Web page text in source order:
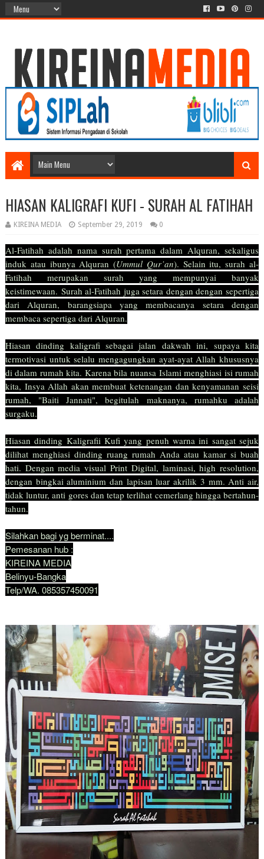
HIASAN KALIGRAFI KUFI - SURAH AL FATIHAH
KIREINA MEDIA September 29, 2019 0
Al-Fatihah adalah nama surah pertama dalam Alquran, sekaligus
induk atau ibunya Alquran (Ummul Qur’an). Selain itu, surah al-
Fatihah merupakan surah yang mempunyai banyak
keistimewaan. Surah al-Fatihah juga setara dengan dengan sepertiga
dari Alquran, barangsiapa yang membacanya setara dengan
membaca sepertiga dari Alquran.
Hiasan dinding kaligrafi sebagai jalan dakwah ini, supaya kita
termotivasi untuk selalu mengagungkan ayat-ayat Allah khususnya
di dalam rumah kita. Karena bila nuansa Islami menghiasi isi rumah
kita, Insya Allah akan membuat ketenangan dan kenyamanan seisi
rumah, "Baiti Jannati", begitulah maknanya, rumahku adalah
surgaku.
Hiasan dinding Kaligrafii Kufi yang penuh warna ini sangat sejuk
dilihat menghiasi dinding ruang rumah Anda atau kamar si buah
hati. Dengan media visual Print Digital, laminasi, high resolution,
dengan bingkai aluminium dan lapisan luar akrilik 3 mm. Anti air,
tidak luntur, anti gores dan tetap terlihat cemerlang hingga bertahun-
tahun.
Silahkan bagi yg berminat....
Pemesanan hub :
KIREINA MEDIA
Belinyu-Bangka
Telp/WA. 085357450091